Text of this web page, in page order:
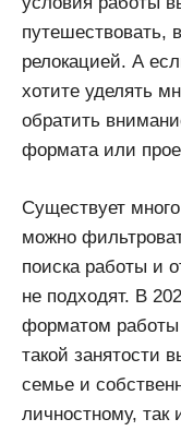
путешествовать,
релокацией. А
хотите уделять
обратить
формата или
Существует
можно
поиска работы и
не подходят. В
форматом работы
такой занятости
семье и
личностному,